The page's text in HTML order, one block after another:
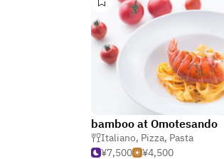
bamboo at Omotesando
Italiano, Pizza, Pasta
¥7,500
¥4,500